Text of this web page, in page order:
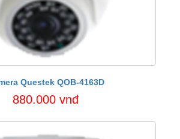
Questek QOB-4163D
880.000 vnđ